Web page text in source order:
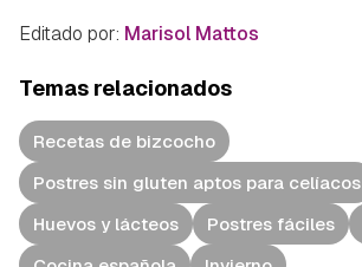
Editado por: Marisol Mattos
Temas relacionados
Recetas de bizcocho
Postres sin gluten aptos para celíacos
Huevos y lácteos
Postres fáciles